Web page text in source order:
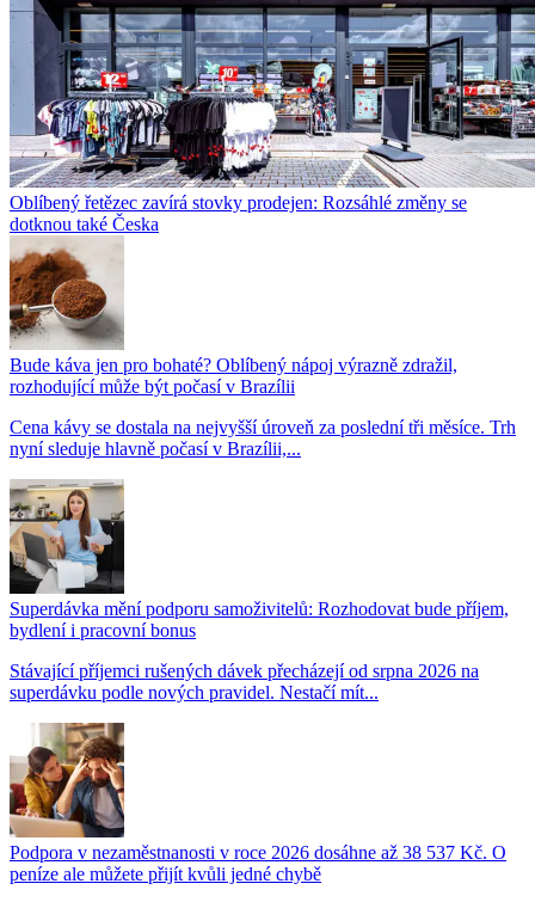
Oblíbený řetězec zavírá stovky prodejen: Rozsáhlé změny se
dotknou také Česka
Bude káva jen pro bohaté? Oblíbený nápoj výrazně zdražil,
rozhodující může být počasí v Brazílii
Cena kávy se dostala na nejvyšší úroveň za poslední tři měsíce. Trh
nyní sleduje hlavně počasí v Brazílii,...
Superdávka mění podporu samoživitelů: Rozhodovat bude příjem,
bydlení i pracovní bonus
Stávající příjemci rušených dávek přecházejí od srpna 2026 na
superdávku podle nových pravidel. Nestačí mít...
Podpora v nezaměstnanosti v roce 2026 dosáhne až 38 537 Kč. O
peníze ale můžete přijít kvůli jedné chybě